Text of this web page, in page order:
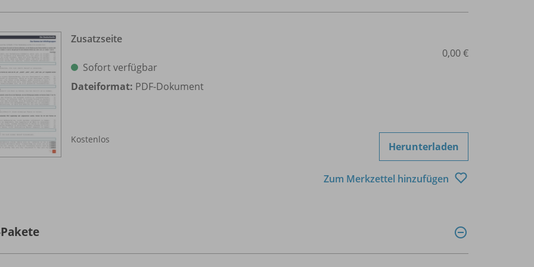
Zusatzseite
Sofort verfügbar
Dateiformat: PDF-Dokument
Kostenlos
0,00 €
Herunterladen
Zum Merkzettel hinzufügen